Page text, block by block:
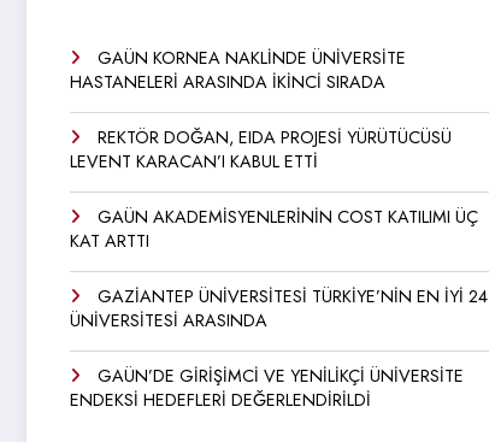
GAÜN KORNEA NAKLİNDE ÜNİVERSİTE
HASTANELERİ ARASINDA İKİNCİ SIRADA
REKTÖR DOĞAN, EIDA PROJESİ YÜRÜTÜCÜSÜ
LEVENT KARACAN’I KABUL ETTİ
GAÜN AKADEMİSYENLERİNİN COST KATILIMI ÜÇ
KAT ARTTI
GAZİANTEP ÜNİVERSİTESİ TÜRKİYE’NİN EN İYİ 24
ÜNİVERSİTESİ ARASINDA
GAÜN’DE GİRİŞİMCİ VE YENİLİKÇİ ÜNİVERSİTE
ENDEKSİ HEDEFLERİ DEĞERLENDİRİLDİ